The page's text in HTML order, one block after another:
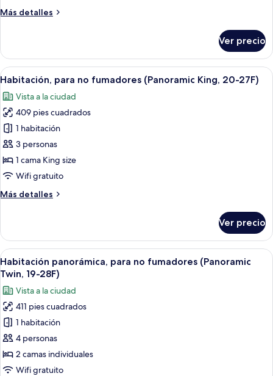
(Corner
28F,
Tokyo
Tower
View)
Más detalles
Más
panorámica,
para
no
(Corner
King,
19-
28F,
Tokyo
Tower
View)
Ver precio
Abrir
todas
las
fotos
de
Habitación,
para
no
fumadores
(Panoramic
27F)
Habitación de hotel con una cama
19
Habitación, para no fumadores (Panoramic King, 20-27F)
Vista a la ciudad
409 pies cuadrados
1 habitación
3 personas
1 cama King size
Wifi gratuito
Más detalles
Más
para
no
fumadores
(Panoramic
20-
27F)
Ver precio
Abrir
todas
las
fotos
de
Habitación
panorámica,
para
no
Una habitación de hotel moderna
18
Habitación panorámica, para no fumadores (Panoramic
Twin, 19-28F)
Vista a la ciudad
411 pies cuadrados
1 habitación
4 personas
2 camas individuales
Wifi gratuito